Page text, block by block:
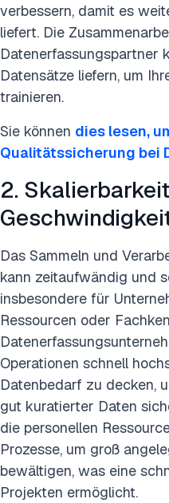
verbessern, damit es
liefert. Die
Datenerfassungspartner
Datensätze liefern, um
trainieren.
Sie können dies lesen,
Qualitätssicherung bei
2.
Das Sammeln und
kann zeitaufwändig und
insbesondere für
Ressourcen oder
Operationen schnell
Datenbedarf zu decken,
gut kuratierter Daten
die personellen
Prozesse, um groß
bewältigen, was eine
Projekten ermöglicht.